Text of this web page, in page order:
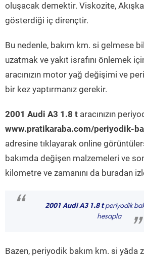
oluşacak demektir. Viskozite,
gösterdiği iç dirençtir.
Bu nedenle, bakım km. si gelmese
uzatmak ve yakıt israfını önlemek
aracınızın motor yağ değişimi ve
bir kez yaptırmanız gerekir.
2001 Audi A3 1.8 t aracınızın
www.pratikaraba.com/periyodik-
adresine tıklayarak online
bakımda değişen malzemeleri ve
kilometre ve zamanını da buradan
“ 2001 Audi A3 1.8 tperiyodik
hesapla
”
Bazen, periyodik bakım km. si yâda